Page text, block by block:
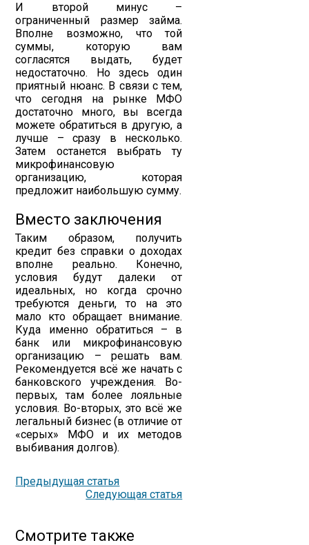
И второй минус –
ограниченный размер займа.
Вполне возможно, что той
суммы, которую вам
согласятся выдать, будет
недостаточно. Но здесь один
приятный нюанс. В связи с тем,
что сегодня на рынке МФО
достаточно много, вы всегда
можете обратиться в другую, а
лучше – сразу в несколько.
Затем останется выбрать ту
микрофинансовую
организацию, которая
предложит наибольшую сумму.
Вместо заключения
Таким образом, получить
кредит без справки о доходах
вполне реально. Конечно,
условия будут далеки от
идеальных, но когда срочно
требуются деньги, то на это
мало кто обращает внимание.
Куда именно обратиться – в
банк или микрофинансовую
организацию – решать вам.
Рекомендуется всё же начать с
банковского учреждения. Во-
первых, там более лояльные
условия. Во-вторых, это всё же
легальный бизнес (в отличие от
«серых» МФО и их методов
выбивания долгов).
Предыдущая статья
Следующая статья
Смотрите также